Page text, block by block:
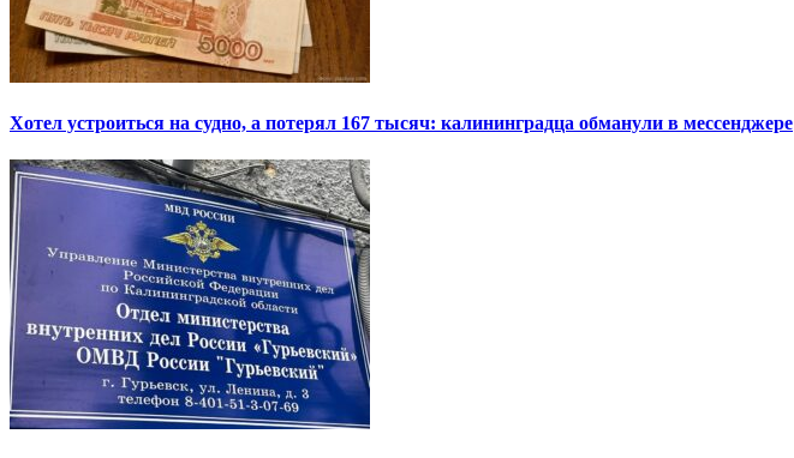
Хотел устроиться на судно, а потерял 167 тысяч: калининградца обманули в мессенджере